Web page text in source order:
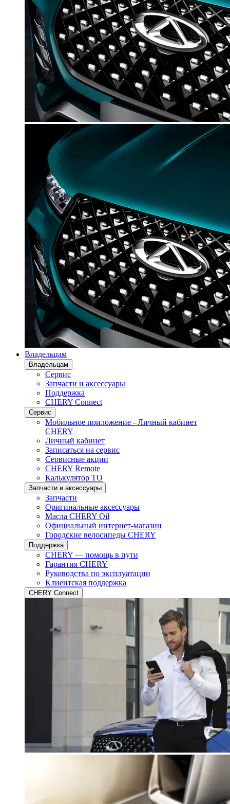
Владельцам
Владельцам
Сервис
Запчасти и аксессуары
Поддержка
CHERY Connect
Сервис
Мобильное приложение - Личный кабинет
CHERY
Личный кабинет
Записаться на сервис
Сервисные акции
CHERY Remote
Калькулятор ТО
Запчасти и аксессуары
Запчасти
Оригинальные аксессуары
Масла CHERY Oil
Официальный интернет-магазин
Городские велосипеды CHERY
Поддержка
CHERY — помощь в пути
Гарантия CHERY
Руководства по эксплуатации
Клиентская поддержка
CHERY Connect